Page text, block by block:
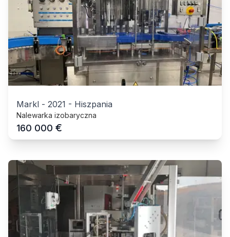
Markl - 2021 - Hiszpania
Nalewarka izobaryczna
160 000 €